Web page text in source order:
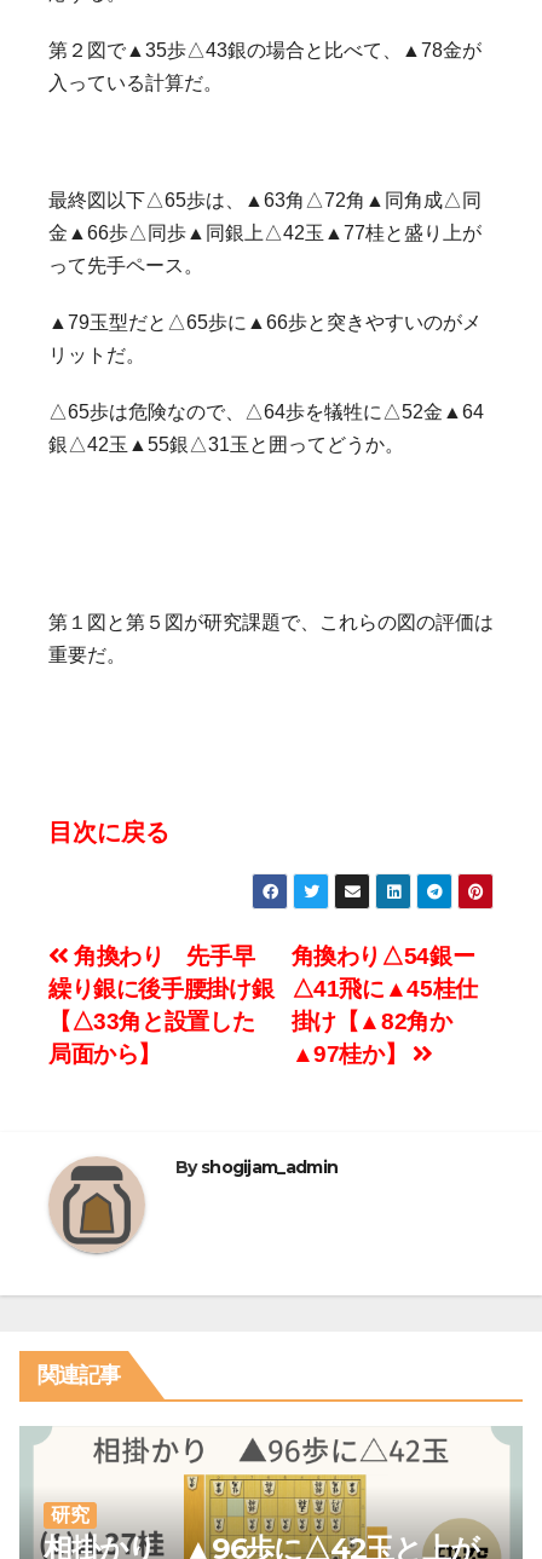
第２図で▲35歩△43銀の場合と比べて、▲78金が
入っている計算だ。
最終図以下△65歩は、▲63角△72角▲同角成△同
金▲66歩△同歩▲同銀上△42玉▲77桂と盛り上が
って先手ペース。
▲79玉型だと△65歩に▲66歩と突きやすいのがメ
リットだ。
△65歩は危険なので、△64歩を犠牲に△52金▲64
銀△42玉▲55銀△31玉と囲ってどうか。
第１図と第５図が研究課題で、これらの図の評価は
重要だ。
目次に戻る
投
稿
ナ
ゲ
ー
シ
ン
角換わり△54銀ー
△41飛に▲45桂仕
掛け【▲82角か
▲97桂か】
角換わり 先手早
繰り銀に後手腰掛け銀
【△33角と設置した
局面から】
Byshogijam_admin
関連記事
研究
相掛かり ▲96歩に△42玉と上が